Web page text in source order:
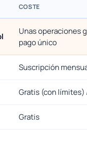
COSTE
Unas operaciones
pago único
Suscripción
Gratis (con límites)
Gratis